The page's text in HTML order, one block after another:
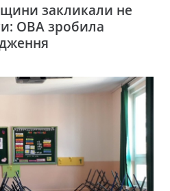
закликали не
ОВА зробила